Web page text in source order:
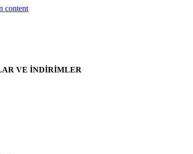
content
VE İNDİRİMLER